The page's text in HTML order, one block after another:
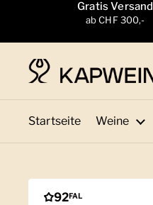
Zum Inhalt springenGratis Versand
ab CHF 300,-
Startseite Weine
92FAL